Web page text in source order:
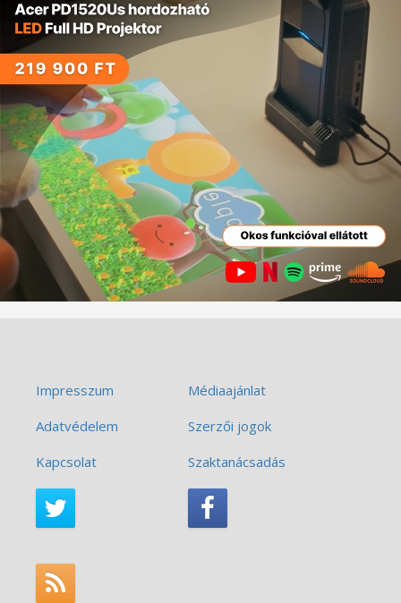
Impresszum
Médiaajánlat
Adatvédelem
Szerzői jogok
Kapcsolat
Szaktanácsadás